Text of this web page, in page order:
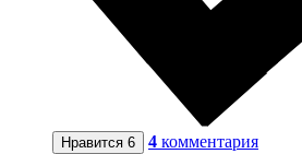
Нравится 6 4 комментария